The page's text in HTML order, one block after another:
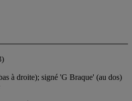
à droite); signé 'G Braque' (au dos)